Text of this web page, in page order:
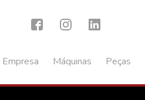
Empresa Máquinas Peças